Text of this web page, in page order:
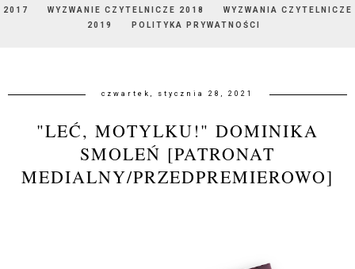
2017
WYZWANIE CZYTELNICZE 2018
WYZWANIA CZYTELNICZE
2019
POLITYKA PRYWATNOŚCI
czwartek, stycznia 28, 2021
"LEĆ, MOTYLKU!" DOMINIKA
SMOLEŃ [PATRONAT
MEDIALNY/PRZEDPREMIEROWO]